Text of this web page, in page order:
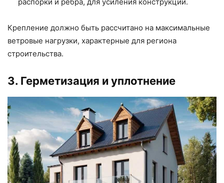
Крепление должно быть рассчитано на максимальные
ветровые нагрузки, характерные для региона
строительства.
3. Герметизация и уплотнение